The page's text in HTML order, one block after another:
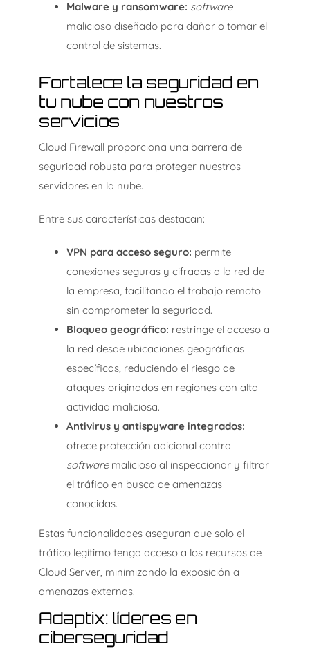
Malware y ransomware: software
malicioso diseñado para dañar o tomar el
control de sistemas.​
Fortalece la seguridad en
tu nube con nuestros
servicios
Cloud Firewall proporciona una barrera de
seguridad robusta para proteger nuestros
servidores en la nube.
Entre sus características destacan:​
VPN para acceso seguro: permite
conexiones seguras y cifradas a la red de
la empresa, facilitando el trabajo remoto
sin comprometer la seguridad.​
Bloqueo geográfico: restringe el acceso a
la red desde ubicaciones geográficas
específicas, reduciendo el riesgo de
ataques originados en regiones con alta
actividad maliciosa.​
Antivirus y antispyware integrados:
ofrece protección adicional contra
softwaremalicioso al inspeccionar y filtrar
el tráfico en busca de amenazas
conocidas.​
Estas funcionalidades aseguran que solo el
tráfico legítimo tenga acceso a los recursos de
Cloud Server, minimizando la exposición a
amenazas externas.
Adaptix: líderes en
ciberseguridad